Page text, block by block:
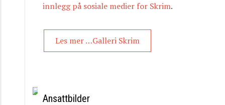
innlegg på sosiale medier for Skrim.
Les mer …Galleri Skrim
Ansattbilder